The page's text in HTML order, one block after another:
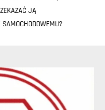
JĄ
SAMOCHODOWEMU?